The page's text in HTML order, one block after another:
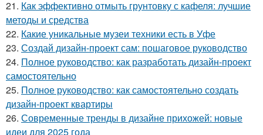
21. Как эффективно отмыть грунтовку с кафеля: лучшие
методы и средства
22. Какие уникальные музеи техники есть в Уфе
23. Создай дизайн-проект сам: пошаговое руководство
24. Полное руководство: как разработать дизайн-проект
самостоятельно
25. Полное руководство: как самостоятельно создать
дизайн-проект квартиры
26. Современные тренды в дизайне прихожей: новые
идеи для 2025 года